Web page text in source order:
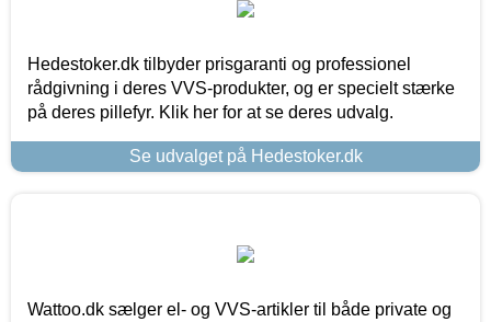
Hedestoker.dk tilbyder prisgaranti og professionel
rådgivning i deres VVS-produkter, og er specielt stærke
på deres pillefyr. Klik her for at se deres udvalg.
Se udvalget på Hedestoker.dk
Wattoo.dk sælger el- og VVS-artikler til både private og